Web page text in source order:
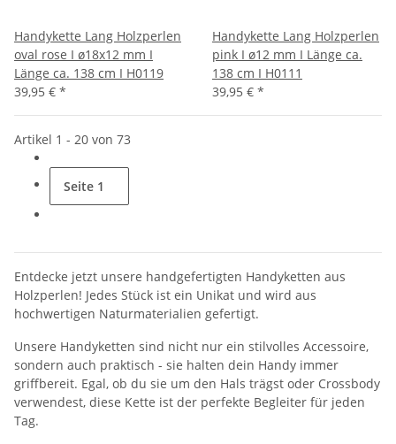
Handykette Lang Holzperlen
oval rose I ø18x12 mm I
Länge ca. 138 cm I H0119
39,95 € *
Handykette Lang Holzperlen
pink I ø12 mm I Länge ca.
138 cm I H0111
39,95 € *
Artikel 1 - 20 von 73
Seite 1
Entdecke jetzt unsere handgefertigten Handyketten aus
Holzperlen! Jedes Stück ist ein Unikat und wird aus
hochwertigen Naturmaterialien gefertigt.
Unsere Handyketten sind nicht nur ein stilvolles Accessoire,
sondern auch praktisch - sie halten dein Handy immer
griffbereit. Egal, ob du sie um den Hals trägst oder Crossbody
verwendest, diese Kette ist der perfekte Begleiter für jeden
Tag.